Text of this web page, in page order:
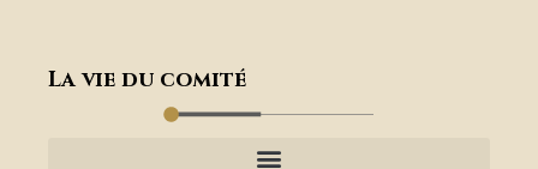
La vie du comité